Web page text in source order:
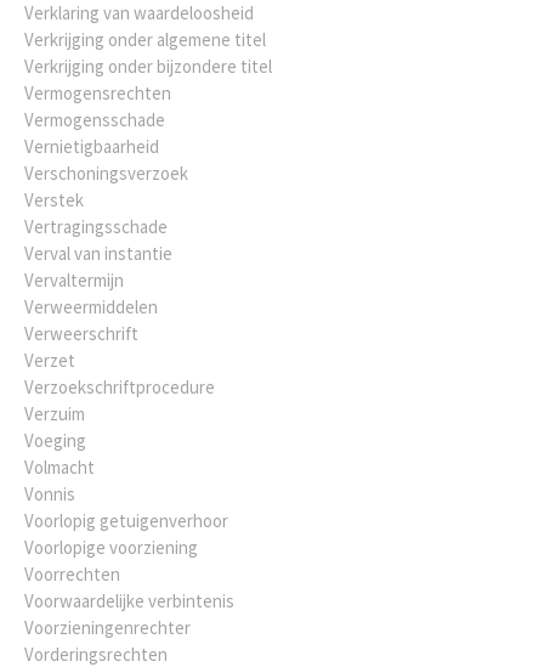
Verklaring van waardeloosheid
Verkrijging onder algemene titel
Verkrijging onder bijzondere titel
Vermogensrechten
Vermogensschade
Vernietigbaarheid
Verschoningsverzoek
Verstek
Vertragingsschade
Verval van instantie
Vervaltermijn
Verweermiddelen
Verweerschrift
Verzet
Verzoekschriftprocedure
Verzuim
Voeging
Volmacht
Vonnis
Voorlopig getuigenverhoor
Voorlopige voorziening
Voorrechten
Voorwaardelijke verbintenis
Voorzieningenrechter
Vorderingsrechten